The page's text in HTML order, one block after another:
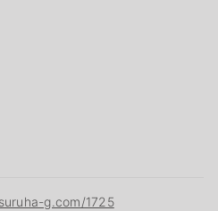
g.com/1725